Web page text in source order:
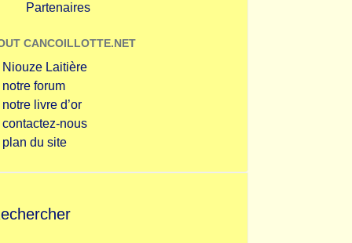
Partenaires
CANCOILLOTTE.NET
Niouze Laitière
notre forum
notre livre d’or
contactez-nous
plan du site